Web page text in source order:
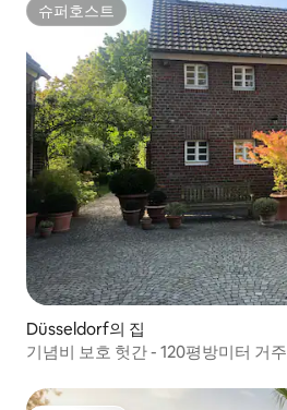
슈퍼호스트
슈퍼호스트
Düsseldorf의 집
기념비 보호 헛간 - 120평방미터 거주